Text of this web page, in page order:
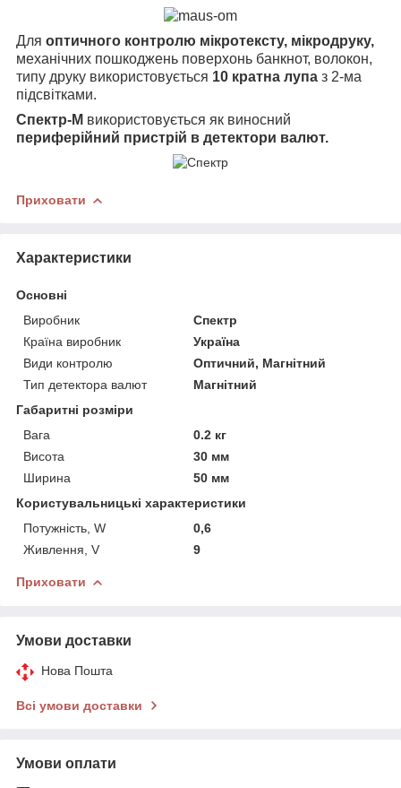
Для оптичного контролю мікротексту, мікродруку,
механічних пошкоджень поверхонь банкнот, волокон,
типу друку використовується 10 кратна лупа з 2-ма
підсвітками.
Спектр-М використовується як виносний
периферійний пристрій в детектори валют.
Приховати
Характеристики
Основні
Виробник
Спектр
Країна виробник
Україна
Види контролю
Оптичний, Магнітний
Тип детектора валют
Магнітний
Габаритні розміри
Вага
0.2 кг
Висота
30 мм
Ширина
50 мм
Користувальницькі характеристики
Потужність, W
0,6
Живлення, V
9
Приховати
Умови доставки
Нова Пошта
Всі умови доставки
Умови оплати